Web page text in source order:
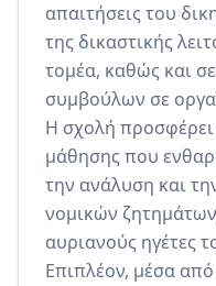
απαιτήσεις του
της δικαστικής
τομέα, καθώς και
συμβούλων σε
Η σχολή
μάθησης που
την ανάλυση και
νομικών
αυριανούς ηγέτες
Επιπλέον, μέσα